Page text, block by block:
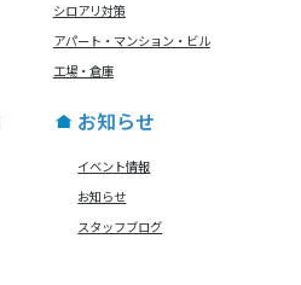
シロアリ対策
アパート・マンション・ビル
工場・倉庫
お知らせ
イベント情報
お知らせ
スタッフブログ